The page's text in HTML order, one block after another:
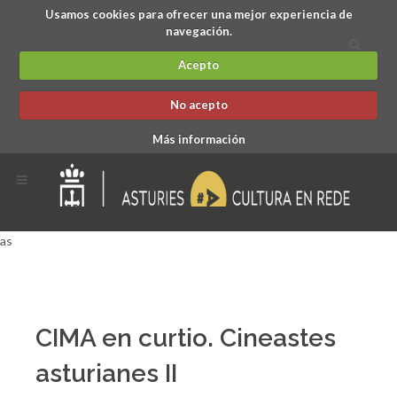
Usamos cookies para ofrecer una mejor experiencia de
navegación.
Acepto
No acepto
Más información
as
CIMA en curtio. Cineastes
asturianes II